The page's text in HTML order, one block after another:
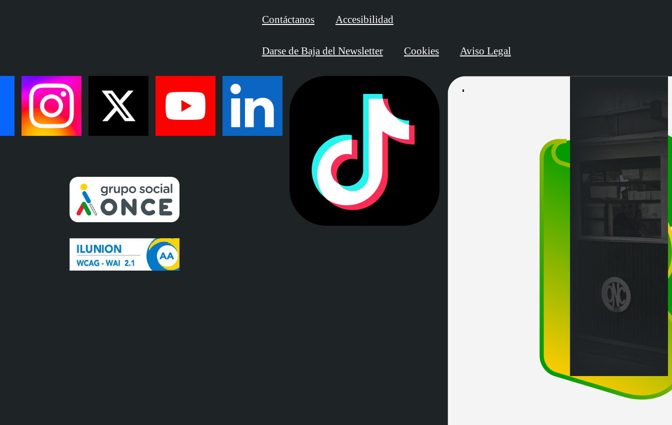
Contáctanos Accesibilidad
Darse de Baja del Newsletter Cookies Aviso Legal